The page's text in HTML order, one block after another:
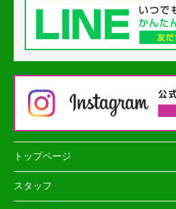
トップページ
スタッフ